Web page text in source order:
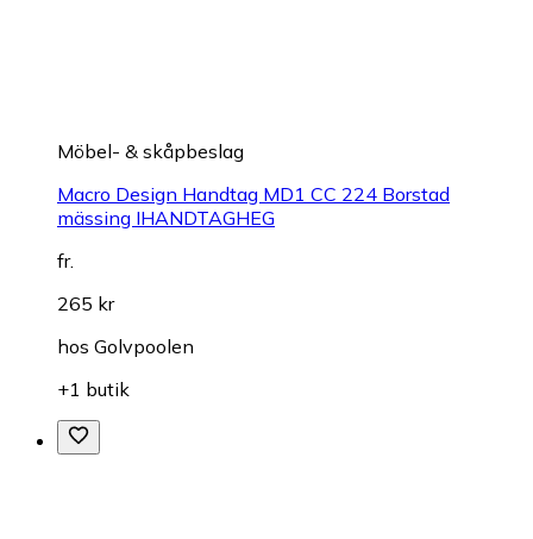
Möbel- & skåpbeslag
Macro Design Handtag MD1 CC 224 Borstad
mässing IHANDTAGHEG
fr.
265 kr
hos Golvpoolen
+1 butik